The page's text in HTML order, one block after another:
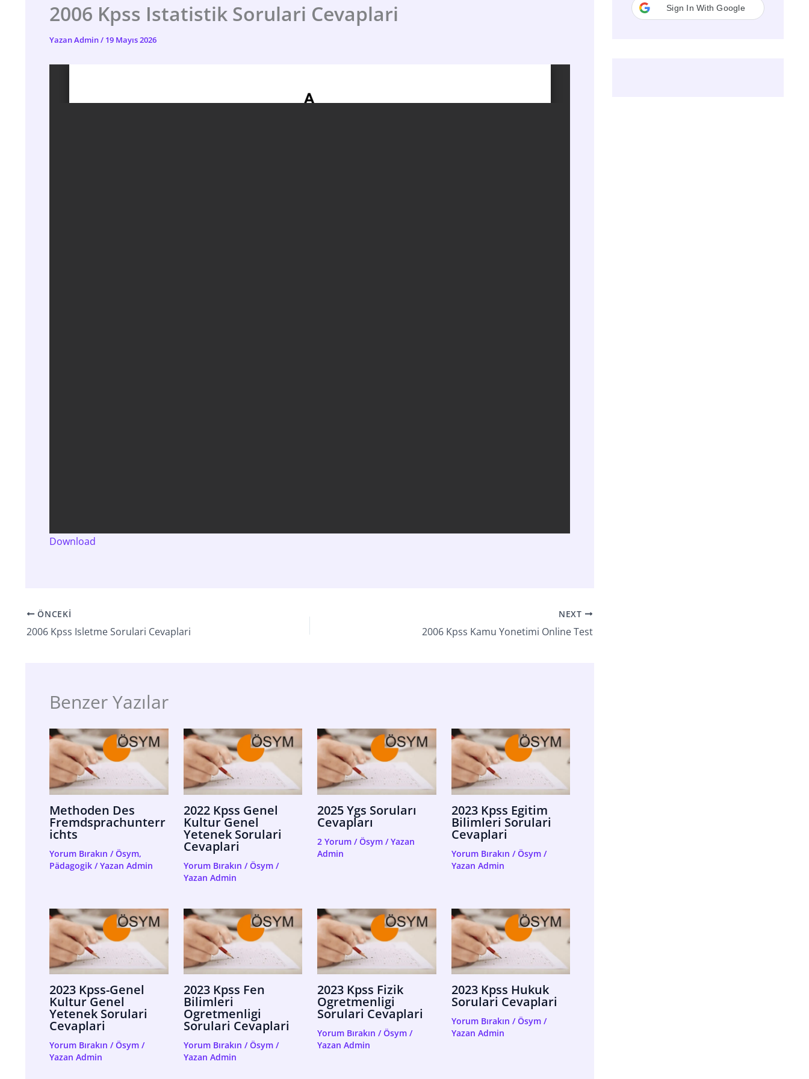
2006 Kpss Istatistik Sorulari Cevaplari
YazanAdmin/ 19 Mayıs 2026
Download
ÖNCEKI
2006 Kpss Isletme Sorulari Cevaplari
NEXT
2006 Kpss Kamu Yonetimi Online Test
Benzer Yazılar
Methoden Des
Fremdsprachunterr
Ichts
Yorum Bırakın /Ösym,
Pädagogik / Yazan Admin
2022 Kpss Genel
Kultur Genel
Yetenek Sorulari
Cevaplari
Yorum Bırakın /Ösym/
Yazan Admin
2025 Ygs Soruları
Cevapları
2 Yorum /Ösym / Yazan
Admin
2023 Kpss Egitim
Bilimleri Sorulari
Cevaplari
Yorum Bırakın /Ösym/
Yazan Admin
2023 Kpss-Genel
Kultur Genel
Yetenek Sorulari
Cevaplari
Yorum Bırakın /Ösym /
Yazan Admin
2023 Kpss Fen
Bilimleri
Ogretmenligi
Sorulari Cevaplari
Yorum Bırakın /Ösym/
Yazan Admin
2023 Kpss Fizik
Ogretmenligi
Sorulari Cevaplari
Yorum Bırakın /Ösym /
Yazan Admin
2023 Kpss Hukuk
Sorulari Cevaplari
Yorum Bırakın /Ösym/
Yazan Admin
Sign In With Google